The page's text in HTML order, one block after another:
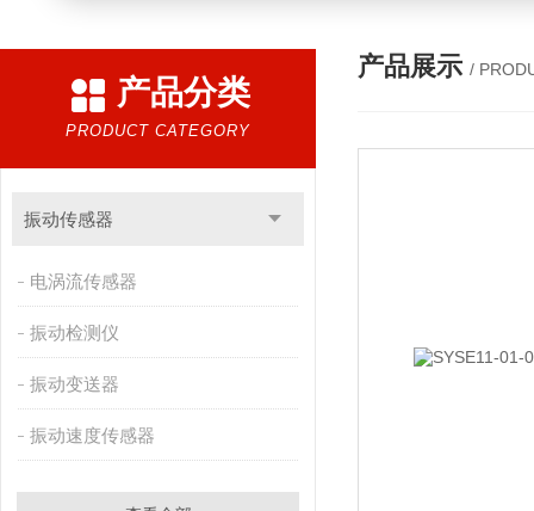
产品分类
PRODUCT CATEGORY
振动传感器
电涡流传感器
振动检测仪
振动变送器
振动速度传感器
产品展示 /